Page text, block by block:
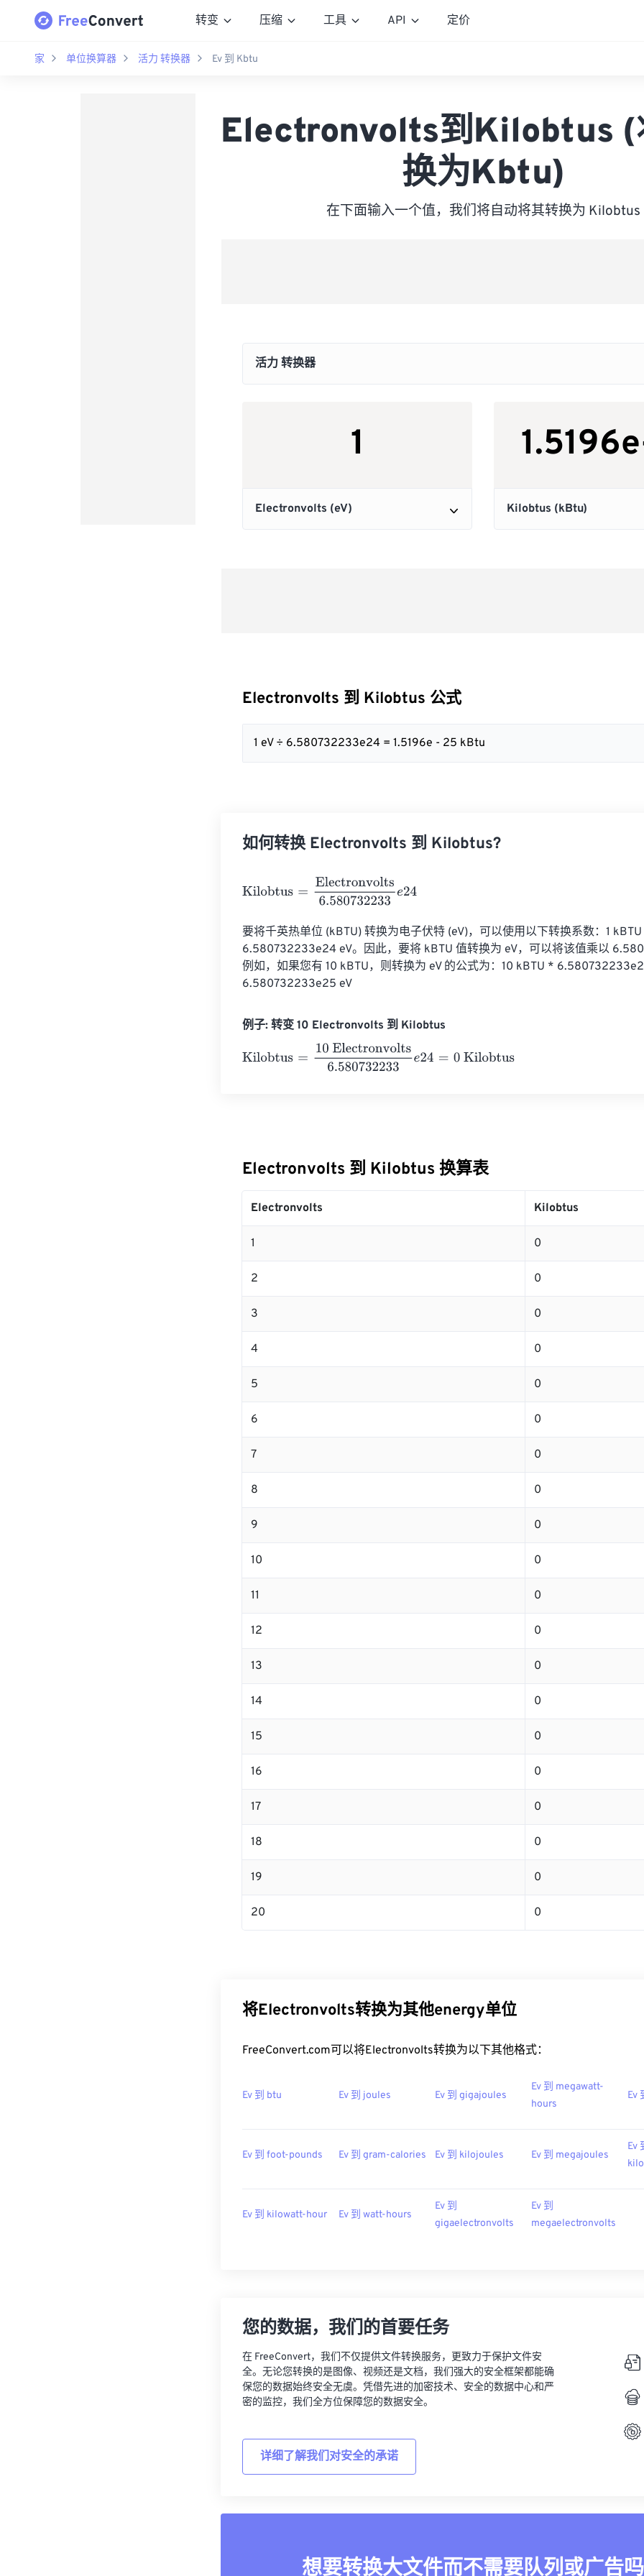
转变 压缩 工具 API 定价
家 单位换算器 活力 转换器 Ev 到 Kbtu
Electronvolts到Kilobtus (
换为Kbtu)
在下面输入一个值，我们将自动将其转换为 Kilobtus
Electronvolts 到 Kilobtus 公式
1 eV ÷ 6.580732233e24 = 1.5196e - 25 kBtu
如何转换 Electronvolts 到 Kilobtus?
Kilobtus Electronvolts6.580732233
要将千英热单位 (kBTU) 转换为电子伏特 (eV)，可以使用以下转换系数：1
6.580732233e24 eV。因此，要将 kBTU 值转换为 eV，可以将该值乘以
例如，如果您有 10 kBTU，则转换为 eV 的公式为：10 kBTU *
6.580732233e25 eV
例子: 转变 10 Electronvolts 到 Kilobtus
Kilobtus
10 Electronvolts6.580732233 24=0 Kilobtus
Electronvolts 到 Kilobtus 换算表
Electronvolts Kilobtus
1 0
2 0
3 0
4 0
5 0
6 0
7 0
8 0
9 0
10 0
11 0
12 0
13 0
14 0
15 0
16 0
17 0
18 0
19 0
20 0
将Electronvolts转换为其他energy单位
FreeConvert.com可以将Electronvolts转换为以下其他格式：
Ev 到 btu Ev 到 joules Ev 到 gigajoules
Ev 到 megawatt-
hours
Ev
Ev 到 foot-pounds Ev 到 gram-calories Ev 到 kilojoules Ev 到 megajoules
Ev
Ev 到 kilowatt-hour Ev 到 watt-hours
Ev 到
gigaelectronvolts
Ev 到
megaelectronvolts
您的数据，我们的首要任务
在 FreeConvert，我们不仅提供文件转换服务，更致力于保护文件安
全。无论您转换的是图像、视频还是文档，我们强大的安全框架都能确
保您的数据始终安全无虞。凭借先进的加密技术、安全的数据中心和严
密的监控，我们全方位保障您的数据安全。
详细了解我们对安全的承诺
想要转换大文件而不需要队列或广告